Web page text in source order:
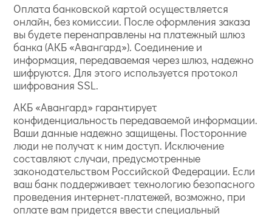
Оплата банковской картой осуществляется
онлайн, без комиссии. После оформления заказа
вы будете перенаправлены на платежный шлюз
банка (АКБ «Авангард»). Соединение и
информация, передаваемая через шлюз, надежно
шифруются. Для этого используется протокол
шифрования SSL.
АКБ «Авангард» гарантирует
конфиденциальность передаваемой информации.
Ваши данные надежно защищены. Посторонние
люди не получат к ним доступ. Исключение
составляют случаи, предусмотренные
законодательством Российской Федерации. Если
ваш банк поддерживает технологию безопасного
проведения интернет-платежей, возможно, при
оплате вам придется ввести специальный